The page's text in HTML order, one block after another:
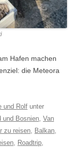
Hafen machen
die Meteora
und Rolf unter
und Bosnien Van
zu reisen Balkan
Roadtrip